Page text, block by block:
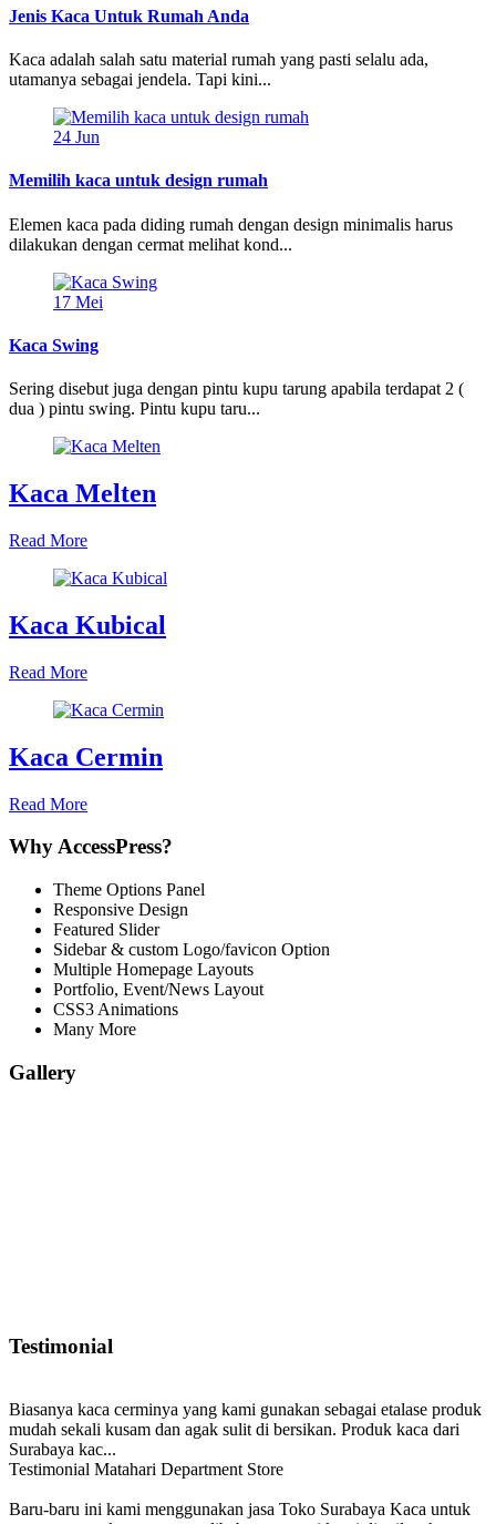
Jenis Kaca Untuk Rumah Anda
Kaca adalah salah satu material rumah yang pasti selalu ada,
utamanya sebagai jendela. Tapi kini...
24 Jun
Memilih kaca untuk design rumah
Elemen kaca pada diding rumah dengan design minimalis harus
dilakukan dengan cermat melihat kond...
17 Mei
Kaca Swing
Sering disebut juga dengan pintu kupu tarung apabila terdapat 2 (
dua ) pintu swing. Pintu kupu taru...
Kaca Melten
Read More
Kaca Kubical
Read More
Kaca Cermin
Read More
Why AccessPress?
Theme Options Panel
Responsive Design
Featured Slider
Sidebar & custom Logo/favicon Option
Multiple Homepage Layouts
Portfolio, Event/News Layout
CSS3 Animations
Many More
Gallery
Testimonial
Biasanya kaca cerminya yang kami gunakan sebagai etalase produk
mudah sekali kusam dan agak sulit di bersikan. Produk kaca dari
Surabaya kac...
Testimonial Matahari Department Store
Baru-baru ini kami menggunakan jasa Toko Surabaya Kaca untuk